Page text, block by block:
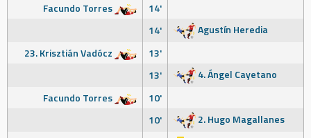
Facundo Torres
14'
14'
Agustín Heredia
23. Krisztián Vadócz
13'
13'
4. Ángel Cayetano
Facundo Torres
10'
10'
2. Hugo Magallanes